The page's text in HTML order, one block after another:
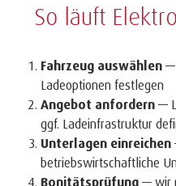
So läuft
Fahrzeug auswählen —
Ladeoptionen festlegen
Angebot anfordern —
ggf. Ladeinfrastruktur
Unterlagen einreichen
betriebswirtschaftliche
Bonitätsprüfung — wir